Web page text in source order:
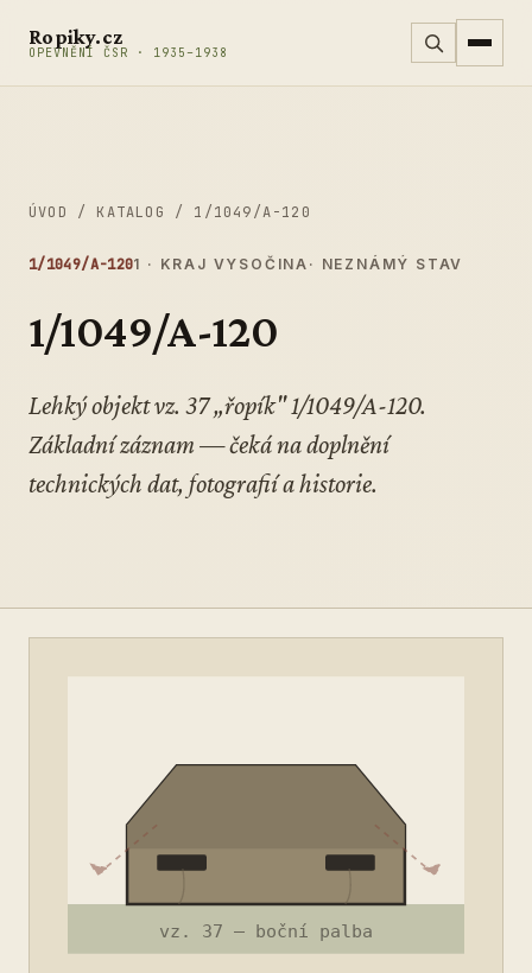
Ropiky.cz
OPEVNĚNÍ ČSR · 1935–1938
ÚVOD / KATALOG / 1/1049/A-120
1/1049/A-1201 · KRAJ VYSOČINA · NEZNÁMÝ STAV
1/1049/A-120
Lehký objekt vz. 37 „řopík" 1/1049/A-120.
Základní záznam — čeká na doplnění
technických dat, fotografií a historie.